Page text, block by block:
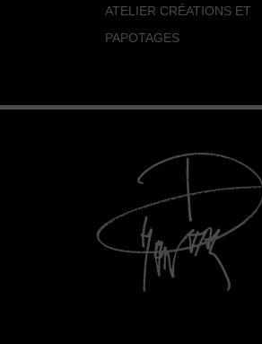
ATELIER CRÉATIONS ET
PAPOTAGES